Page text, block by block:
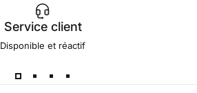
Service client
Disponible et réactif